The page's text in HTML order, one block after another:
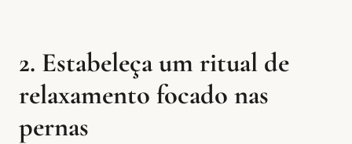
2. Estabeleça um ritual de
relaxamento focado nas
pernas